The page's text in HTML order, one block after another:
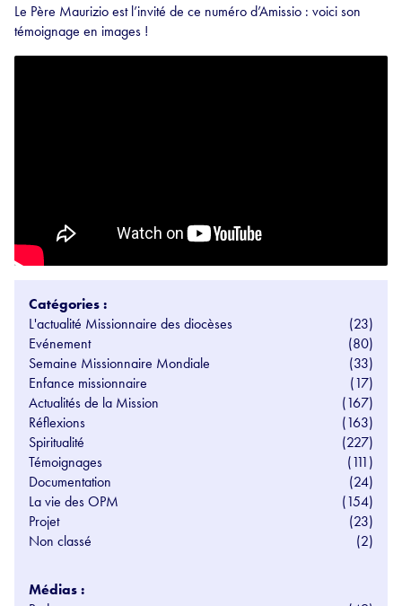
Le Père Maurizio est l’invité de ce numéro d’Amissio : voici son
témoignage en images !
Catégories :
L'actualité Missionnaire des diocèses
(23)
Evénement
(80)
Semaine Missionnaire Mondiale
(33)
Enfance missionnaire
(17)
Actualités de la Mission
(167)
Réflexions
(163)
Spiritualité
(227)
Témoignages
(111)
Documentation
(24)
La vie des OPM
(154)
Projet
(23)
Non classé
(2)
Médias :